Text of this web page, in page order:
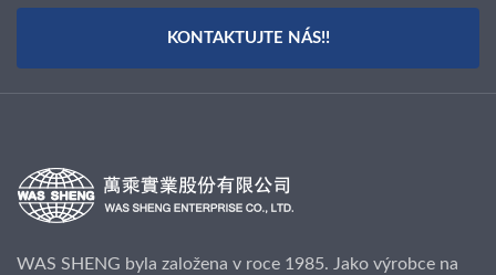
KONTAKTUJTE NÁS!!
WAS SHENG byla založena v roce 1985. Jako výrobce na